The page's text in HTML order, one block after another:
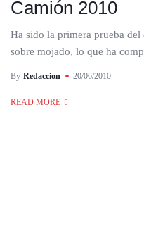
Camión 2010
Ha sido la primera prueba del
sobre mojado, lo que ha
By Redaccion 20/06/2010
READ MORE